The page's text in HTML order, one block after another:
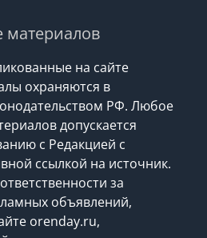
материалов
на сайте
охраняются в
РФ. Любое
допускается
с Редакцией с
ссылкой на источник.
за
объявлений,
orenday.ru,